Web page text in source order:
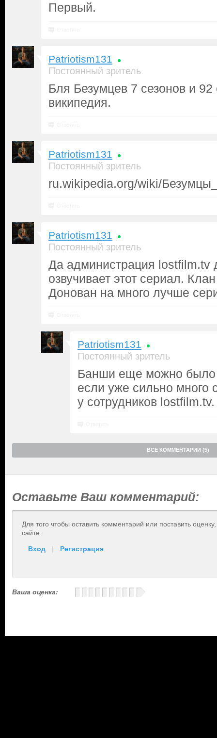
Первый.
Patriotism131
Постоянный зритель
Бля Безумцев 7 сезонов и 92
википедия.
Patriotism131
Постоянный зритель
ru.wikipedia.org/wiki/
Patriotism131
Постоянный зритель
Да администрация lostfilm.tv
озвучивает этот сериал.
Донован на много лучше
Patriotism131
Постоянный зритель
Банши еще можно было
если уже сильно много
у сотрудников lostfilm.tv.
ВСЕ КОММЕНТАРИИ (5)
Оставьте Ваш комментарий:
Для того чтобы оставить комментарий или поставить
сайте.
Вход | Регистрация
Ваша оценка: